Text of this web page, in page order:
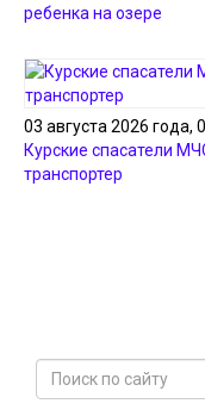
ребенка на озере
03 августа 2026 года,
Курские спасатели
транспортер